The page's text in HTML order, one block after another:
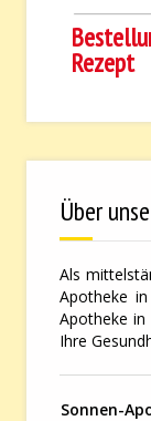
Rezept
Über
Als
Apotheke
Apotheke in
Ihre
Sonnen-